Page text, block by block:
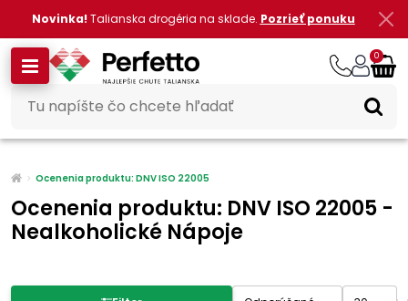
Novinka! Talianska drogéria na sklade. Pozrieť ponuku
0
Ocenenia produktu: DNV ISO 22005
Ocenenia produktu: DNV ISO 22005 -
Nealkoholické Nápoje
Filter produktov